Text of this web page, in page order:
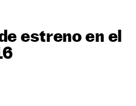
estreno en el